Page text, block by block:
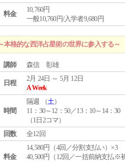
料金
10,760円
一般10,760円/入学者9,680円
格的な西洋占星術の世界に参入する～
講師 森信 彰雄
日程
2月 24日 ～ 5月 12日
A Week
時間
隔週 （土）
11：30～12：50／13：10～14：30
（1日2コマ）
回数
全12回
料金
14,580円（4回／分割支払い）×3
40,500円（12回／一括前納支払※